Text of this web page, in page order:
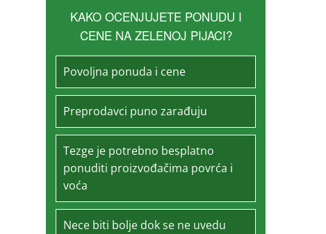
KAKO OCENJUJETE PONUDU I
CENE NA ZELENOJ PIJACI?
Povoljna ponuda i cene
Preprodavci puno zarađuju
Tezge je potrebno besplatno
ponuditi proizvođačima povrća i
voća
Nece biti bolje dok se ne uvedu